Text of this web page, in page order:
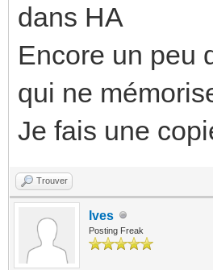
dans HA
Encore un peu
qui ne
Je fais une
Trouver
Ives
Posting Freak